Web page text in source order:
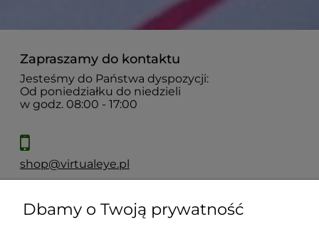
Zapraszamy do kontaktu
Jesteśmy do Państwa dyspozycji:
Od poniedziałku do niedzieli
w godz. 08:00 - 17:00
shop@virtualeye.pl
Moje konto
Dbamy o Twoją prywatność